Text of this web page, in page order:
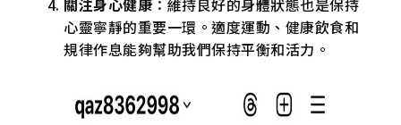
關注身心健康 ：維持良好的身體狀態也是保持
心靈寧靜的重要一環。適度運動、健康飲食和
規律作息能夠幫助我們保持平衡和活力。